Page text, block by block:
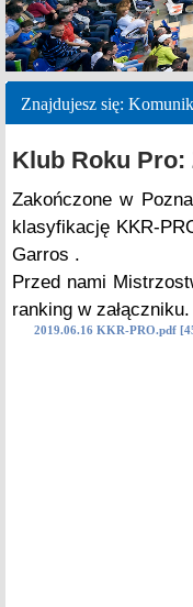
Znajdujesz się:
Klub Roku
Zakończone w
klasyfikację KKR-
Garros .
Przed nami
ranking w załączniku.
2019.06.16 KKR-PRO.pdf